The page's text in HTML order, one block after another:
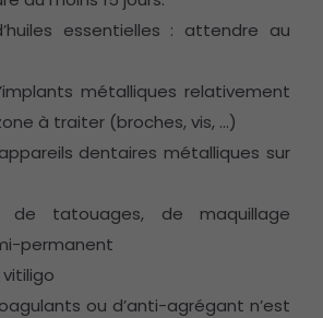
essentielles : attendre au
métalliques relativement
à traiter (broches, vis, …)
dentaires métalliques sur
de tatouages, de maquillage
permanent
ou d’anti-agrégant n’est